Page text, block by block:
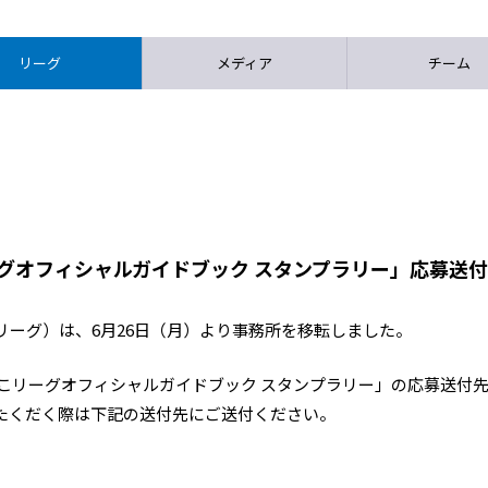
リーグ メディア チーム
フィシャルガイドブック スタンプラリー」応募送
グ）は、 6月26日（月）より事務所を移転しました。
リーグオフィシャルガイドブック スタンプラリー」の応募送付先
だく際は下記の送付先にご送付ください。